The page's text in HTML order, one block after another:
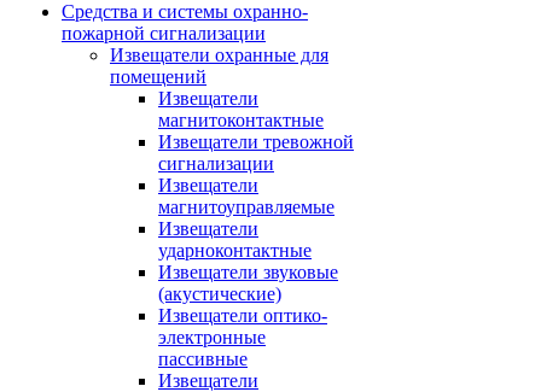
Средства и системы охранно-
пожарной сигнализации
Извещатели охранные для
помещений
Извещатели
магнитоконтактные
Извещатели тревожной
сигнализации
Извещатели
магнитоуправляемые
Извещатели
ударноконтактные
Извещатели звуковые
(акустические)
Извещатели оптико-
электронные
пассивные
Извещатели